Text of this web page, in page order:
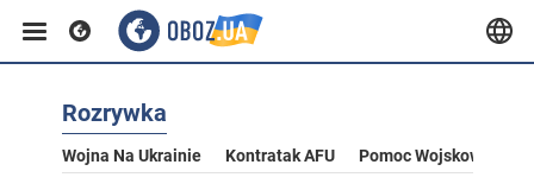
Rozrywka
Wojna Na Ukrainie Kontratak AFU Pomoc Wojskowa Dla